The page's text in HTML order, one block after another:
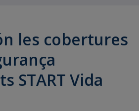
les cobertures
START Vida